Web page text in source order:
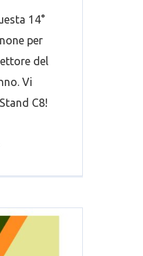
14°
per
del
Vi
C8!